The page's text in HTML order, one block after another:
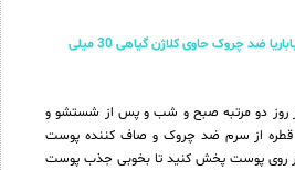
روش استفاده از سرم پوست باباریا ضد چروک حاوی کلاژن گیاهی 30 میلی
هر روز دو مرتبه صبح و شب و پس از شستشو و
از سرم ضد چروک و صاف کننده پوست
بر روی پوست پخش کنید تا بخوبی جذب پوست